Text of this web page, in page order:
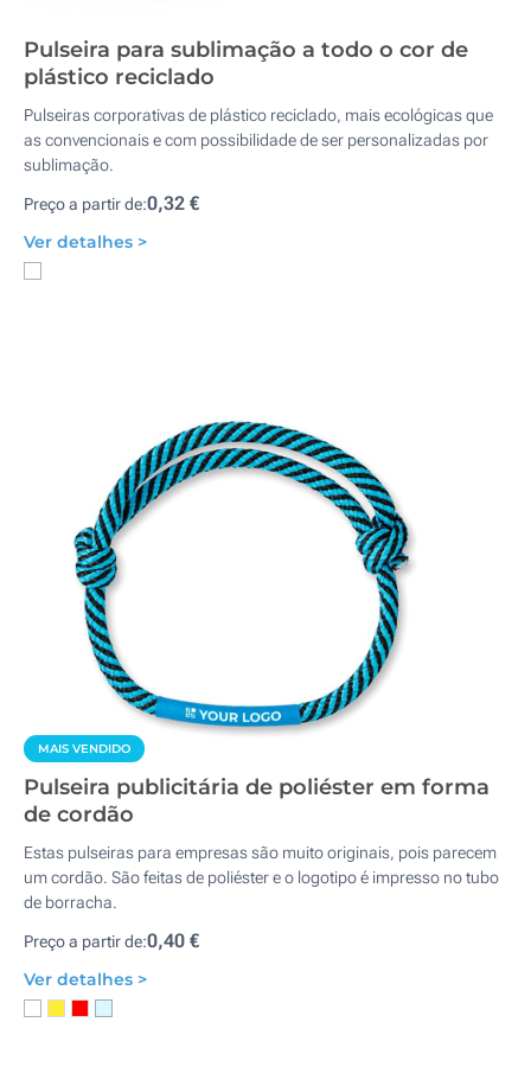
Pulseira para sublimação a todo o cor de
plástico reciclado
Pulseiras corporativas de plástico reciclado, mais ecológicas que
as convencionais e com possibilidade de ser personalizadas por
sublimação.
Preço a partir de:0,32 €
Ver detalhes >
MAIS VENDIDO
Pulseira publicitária de poliéster em forma
de cordão
Estas pulseiras para empresas são muito originais, pois parecem
um cordão. São feitas de poliéster e o logotipo é impresso no tubo
de borracha.
Preço a partir de:0,40 €
Ver detalhes >